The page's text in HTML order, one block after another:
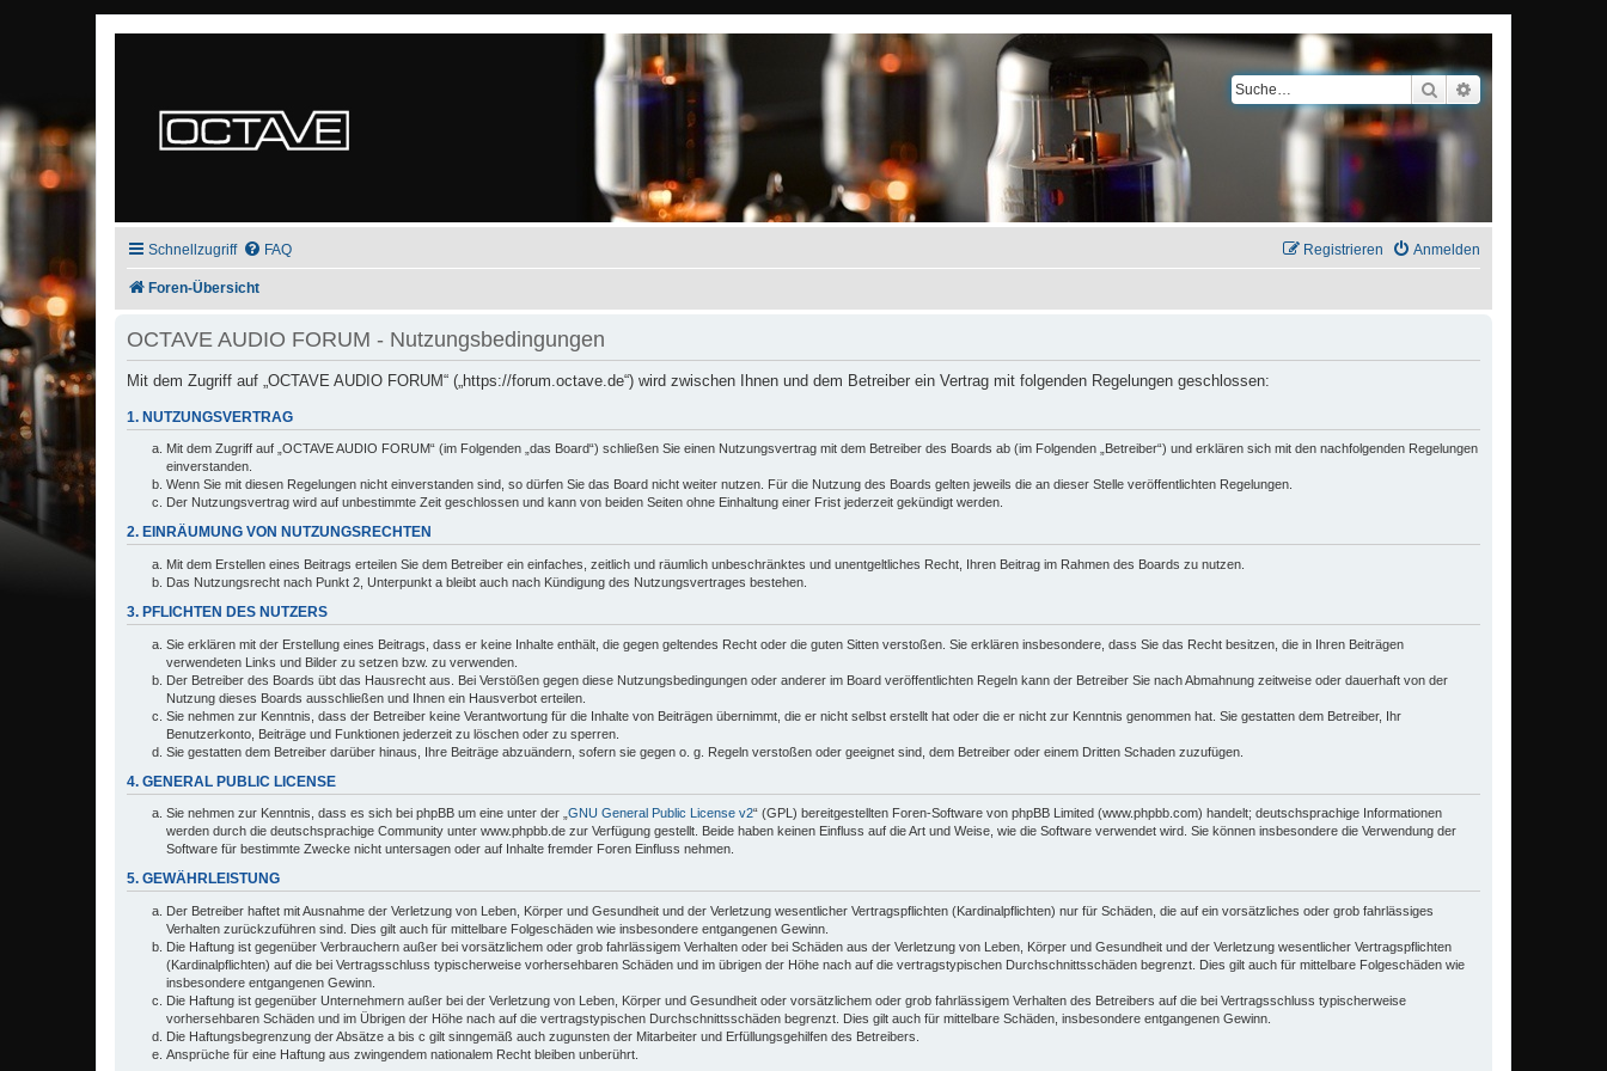
Suche
Schnellzugriff FAQ Anmelden
Registrieren
Foren-Übersicht
OCTAVE AUDIO FORUM - Nutzungsbedingungen
Mit dem Zugriff auf „OCTAVE AUDIO FORUM“ („https://forum.octave.de“) wird zwischen Ihnen und dem Betreiber ein Vertrag mit folgenden Regelungen geschlossen:
1. NUTZUNGSVERTRAG
Mit dem Zugriff auf „OCTAVE AUDIO FORUM“ (im Folgenden „das Board“) schließen Sie einen Nutzungsvertrag mit dem Betreiber des Boards ab (im Folgenden „Betreiber“) und erklären sich mit den nachfolgenden Regelungen
einverstanden.
Wenn Sie mit diesen Regelungen nicht einverstanden sind, so dürfen Sie das Board nicht weiter nutzen. Für die Nutzung des Boards gelten jeweils die an dieser Stelle veröffentlichten Regelungen.
Der Nutzungsvertrag wird auf unbestimmte Zeit geschlossen und kann von beiden Seiten ohne Einhaltung einer Frist jederzeit gekündigt werden.
2. EINRÄUMUNG VON NUTZUNGSRECHTEN
Mit dem Erstellen eines Beitrags erteilen Sie dem Betreiber ein einfaches, zeitlich und räumlich unbeschränktes und unentgeltliches Recht, Ihren Beitrag im Rahmen des Boards zu nutzen.
Das Nutzungsrecht nach Punkt 2, Unterpunkt a bleibt auch nach Kündigung des Nutzungsvertrages bestehen.
3. PFLICHTEN DES NUTZERS
Sie erklären mit der Erstellung eines Beitrags, dass er keine Inhalte enthält, die gegen geltendes Recht oder die guten Sitten verstoßen. Sie erklären insbesondere, dass Sie das Recht besitzen, die in Ihren Beiträgen
verwendeten Links und Bilder zu setzen bzw. zu verwenden.
Der Betreiber des Boards übt das Hausrecht aus. Bei Verstößen gegen diese Nutzungsbedingungen oder anderer im Board veröffentlichten Regeln kann der Betreiber Sie nach Abmahnung zeitweise oder dauerhaft von der
Nutzung dieses Boards ausschließen und Ihnen ein Hausverbot erteilen.
Sie nehmen zur Kenntnis, dass der Betreiber keine Verantwortung für die Inhalte von Beiträgen übernimmt, die er nicht selbst erstellt hat oder die er nicht zur Kenntnis genommen hat. Sie gestatten dem Betreiber, Ihr
Benutzerkonto, Beiträge und Funktionen jederzeit zu löschen oder zu sperren.
Sie gestatten dem Betreiber darüber hinaus, Ihre Beiträge abzuändern, sofern sie gegen o. g. Regeln verstoßen oder geeignet sind, dem Betreiber oder einem Dritten Schaden zuzufügen.
4. GENERAL PUBLIC LICENSE
Sie nehmen zur Kenntnis, dass es sich bei phpBB um eine unter der „GNU General Public License v2“ (GPL) bereitgestellten Foren-Software von phpBB Limited (www.phpbb.com) handelt; deutschsprachige Informationen
werden durch die deutschsprachige Community unter www.phpbb.de zur Verfügung gestellt. Beide haben keinen Einfluss auf die Art und Weise, wie die Software verwendet wird. Sie können insbesondere die Verwendung der
Software für bestimmte Zwecke nicht untersagen oder auf Inhalte fremder Foren Einfluss nehmen.
5. GEWÄHRLEISTUNG
Der Betreiber haftet mit Ausnahme der Verletzung von Leben, Körper und Gesundheit und der Verletzung wesentlicher Vertragspflichten (Kardinalpflichten) nur für Schäden, die auf ein vorsätzliches oder grob fahrlässiges
Verhalten zurückzuführen sind. Dies gilt auch für mittelbare Folgeschäden wie insbesondere entgangenen Gewinn.
Die Haftung ist gegenüber Verbrauchern außer bei vorsätzlichem oder grob fahrlässigem Verhalten oder bei Schäden aus der Verletzung von Leben, Körper und Gesundheit und der Verletzung wesentlicher Vertragspflichten
(Kardinalpflichten) auf die bei Vertragsschluss typischerweise vorhersehbaren Schäden und im übrigen der Höhe nach auf die vertragstypischen Durchschnittsschäden begrenzt. Dies gilt auch für mittelbare Folgeschäden wie
insbesondere entgangenen Gewinn.
Die Haftung ist gegenüber Unternehmern außer bei der Verletzung von Leben, Körper und Gesundheit oder vorsätzlichem oder grob fahrlässigem Verhalten des Betreibers auf die bei Vertragsschluss typischerweise
vorhersehbaren Schäden und im Übrigen der Höhe nach auf die vertragstypischen Durchschnittsschäden begrenzt. Dies gilt auch für mittelbare Schäden, insbesondere entgangenen Gewinn.
Die Haftungsbegrenzung der Absätze a bis c gilt sinngemäß auch zugunsten der Mitarbeiter und Erfüllungsgehilfen des Betreibers.
Ansprüche für eine Haftung aus zwingendem nationalem Recht bleiben unberührt.